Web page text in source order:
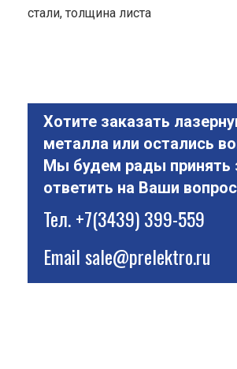
стали, толщина листа
Хотите заказать
металла или остались
Мы будем рады принять
ответить на Ваши
Тел.+7(3439) 399-559
Emailsale@prelektro.ru